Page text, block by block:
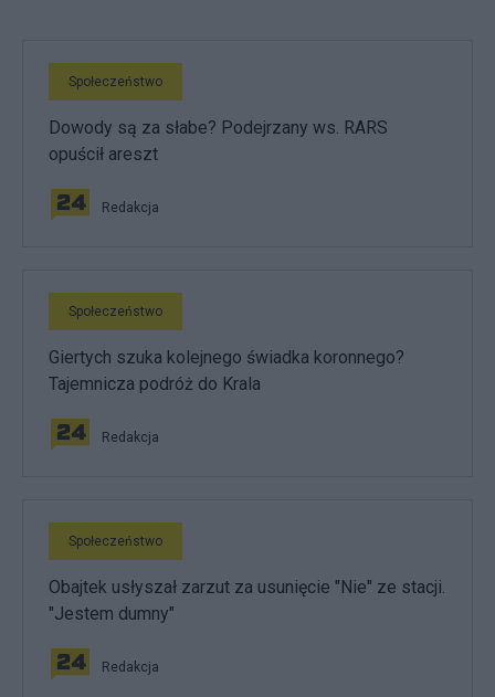
Społeczeństwo
Dowody są za słabe? Podejrzany ws. RARS
opuścił areszt
Redakcja
Społeczeństwo
Giertych szuka kolejnego świadka koronnego?
Tajemnicza podróż do Krala
Redakcja
Społeczeństwo
Obajtek usłyszał zarzut za usunięcie "Nie" ze stacji.
"Jestem dumny"
Redakcja